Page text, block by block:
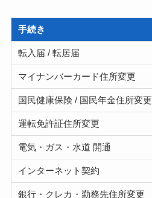
手続き
転入届 / 転居届
マイナンバーカード住所変更
国民健康保険 / 国民年金住所変更
運転免許証住所変更
電気・ガス・水道 開通
インターネット契約
銀行・クレカ・勤務先住所変更